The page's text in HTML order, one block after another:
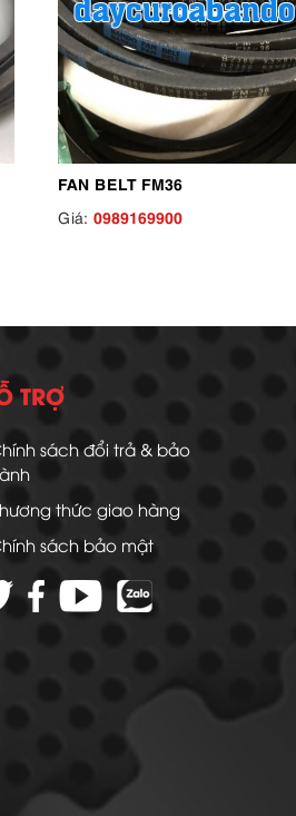
FAN BELT FM36
Giá: 0989169900
TRỢ
sách đổi trả & bảo
thức giao hàng
sách bảo mật